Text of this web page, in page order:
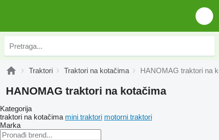
Traktori Traktori na kotačima HANOMAG traktori na
HANOMAG traktori na kotačima
Kategorija
traktori na kotačima mini traktori motorni traktori
Marka